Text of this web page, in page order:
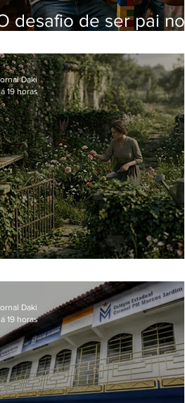
desafio de ser pai no
Daki
19 horas
Daki
19 horas